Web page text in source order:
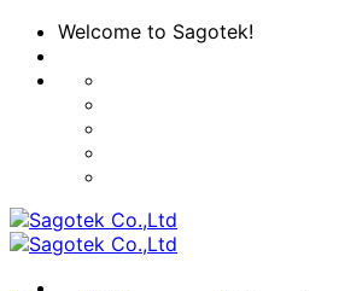
qua
Welcome to Sagotek!